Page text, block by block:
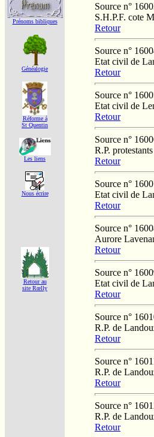
Prénoms bibliques
Généalogie
Réforme á
St Quentin
Les liens
Nous écrire
Retour au
site Rœlly
Source n°
S.H.P.F. cote
Retour
Source n°
Etat civil de
Retour
Source n°
Etat civil de
Retour
Source n°
R.P.
Retour
Source n°
Etat civil de
Retour
Source n°
Aurore
Retour
Source n°
Etat civil de
Retour
Source n°
R.P. de
Retour
Source n°
R.P. de
Retour
Source n°
R.P. de
Retour